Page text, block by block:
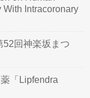
With Intracoronary
52回神楽坂まつ
「Lipfendra